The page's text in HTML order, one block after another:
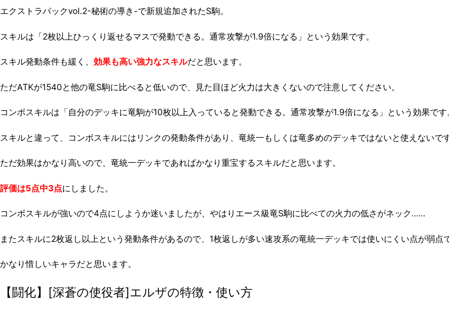
エクストラパックvol.2-秘術の導き-で新規追加されたS駒。
スキルは「2枚以上ひっくり返せるマスで発動できる。通常攻撃が1.9倍になる」という効果です。
スキル発動条件も緩く、 効果も高い強力なスキルだと思います。
ただATKが1540と他の竜S駒に比べると低いので、見た目ほど火力は大きくないので注意してください。
コンボスキルは「自分のデッキに竜駒が10枚以上入っていると発動できる。通常攻撃が1.9倍になる」という効果です
スキルと違って、コンボスキルにはリンクの発動条件があり、竜統一もしくは竜多めのデッキではないと使えないで
ただ効果はかなり高いので、竜統一デッキであればかなり重宝するスキルだと思います。
評価は5点中3点にしました。
コンボスキルが強いので4点にしようか迷いましたが、やはりエース級竜S駒に比べての火力の低さがネック……
またスキルに2枚返し以上という発動条件があるので、1枚返しが多い速攻系の竜統一デッキでは使いにくい点が弱点
かなり惜しいキャラだと思います。
【闘化】[深蒼の使役者]エルザの特徴・使い方